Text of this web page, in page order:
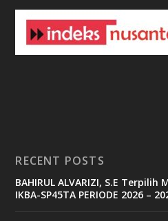
b
e
t
e
t
RECENT POSTS
BAHIRUL ALVARIZI, S.E
IKBA-SP45TA PERIODE 2026 –